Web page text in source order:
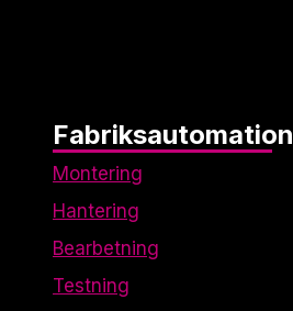
Fabriksautomation
Montering
Hantering
Bearbetning
Testning